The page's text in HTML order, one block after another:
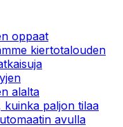
oppaat
kiertotalouden
alalta
kuinka paljon tilaa
avulla